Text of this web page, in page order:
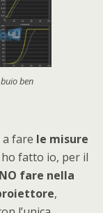
ben
a fare le misure
ho fatto io, per il
fare nella
,